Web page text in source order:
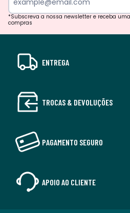
*Subscreva a nossa newsletter e receba
compras
ENTREGA
TROCAS & DEVOLUÇÕES
PAGAMENTO SEGURO
APOIO AO CLIENTE